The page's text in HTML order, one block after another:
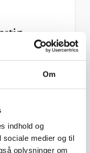
Om
indhold og
sociale medier og til
oplysninger om
GPS – og
ind